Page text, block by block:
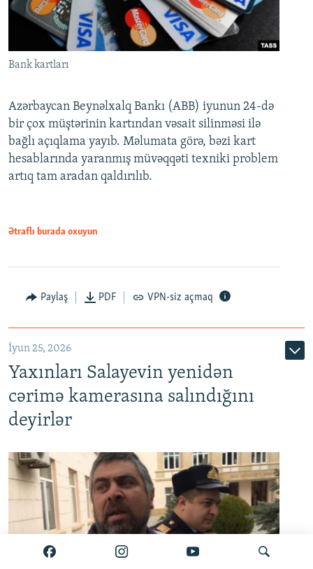
Bank kartları
Azərbaycan Beynəlxalq Bankı (ABB) iyunun 24-də
bir çox müştərinin kartından vəsait silinməsi ilə
bağlı açıqlama yayıb. Məlumata görə, bəzi kart
hesablarında yaranmış müvəqqəti texniki problem
artıq tam aradan qaldırılıb.
Ətraflı burada oxuyun
Paylaş PDF VPN-siz açmaq
İyun 25, 2026
Yaxınları Salayevin yenidən
cərimə kamerasına salındığını
deyirlər